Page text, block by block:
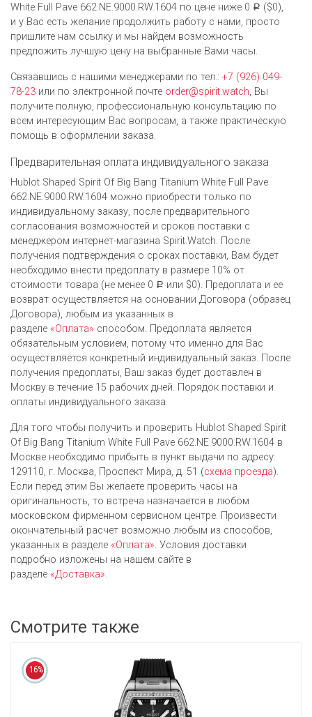
White Full Pave 662.NE.9000.RW.1604 по цене ниже 0 Р ($0),
и у Вас есть желание продолжить работу с нами, просто
пришлите нам ссылку и мы найдем возможность
предложить лучшую цену на выбранные Вами часы.
Связавшись с нашими менеджерами по тел.: +7 (926) 049-
78-23 или по электронной почте order@spirit.watch, Вы
получите полную, профессиональную консультацию по
всем интересующим Вас вопросам, а также практическую
помощь в оформлении заказа.
Предварительная оплата индивидуального заказа
Hublot Shaped Spirit Of Big Bang Titanium White Full Pave
662.NE.9000.RW.1604 можно приобрести только по
индивидуальному заказу, после предварительного
согласования возможностей и сроков поставки с
менеджером интернет-магазина Spirit.Watch. После
получения подтверждения о сроках поставки, Вам будет
необходимо внести предоплату в размере 10% от
стоимости товара (не менее 0 Р или $0). Предоплата и ее
возврат осуществляется на основании Договора (образец
Договора), любым из указанных в
разделе «Оплата» способом. Предоплата является
обязательным условием, потому что именно для Вас
осуществляется конкретный индивидуальный заказ. После
получения предоплаты, Ваш заказ будет доставлен в
Москву в течение 15 рабочих дней. Порядок поставки и
оплаты индивидуального заказа.
Для того чтобы получить и проверить Hublot Shaped Spirit
Of Big Bang Titanium White Full Pave 662.NE.9000.RW.1604 в
Москве необходимо прибыть в пункт выдачи по адресу:
129110, г. Москва, Проспект Мира, д. 51 (схема проезда).
Если перед этим Вы желаете проверить часы на
оригинальность, то встреча назначается в любом
московском фирменном сервисном центре. Произвести
окончательный расчет возможно любым из cпособов,
указанных в разделе «Оплата». Условия доставки
подробно изложены на нашем сайте в
разделе «Доставка».
Смотрите также
16%